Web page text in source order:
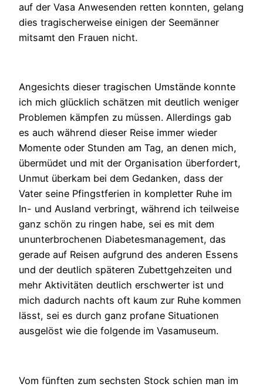
auf der Vasa Anwesenden retten konnten, gelang
dies tragischerweise einigen der Seemänner
mitsamt den Frauen nicht.
Angesichts dieser tragischen Umstände konnte
ich mich glücklich schätzen mit deutlich weniger
Problemen kämpfen zu müssen. Allerdings gab
es auch während dieser Reise immer wieder
Momente oder Stunden am Tag, an denen mich,
übermüdet und mit der Organisation überfordert,
Unmut überkam bei dem Gedanken, dass der
Vater seine Pfingstferien in kompletter Ruhe im
In- und Ausland verbringt, während ich teilweise
ganz schön zu ringen habe, sei es mit dem
ununterbrochenen Diabetesmanagement, das
gerade auf Reisen aufgrund des anderen Essens
und der deutlich späteren Zubettgehzeiten und
mehr Aktivitäten deutlich erschwerter ist und
mich dadurch nachts oft kaum zur Ruhe kommen
lässt, sei es durch ganz profane Situationen
ausgelöst wie die folgende im Vasamuseum.
Vom fünften zum sechsten Stock schien man im